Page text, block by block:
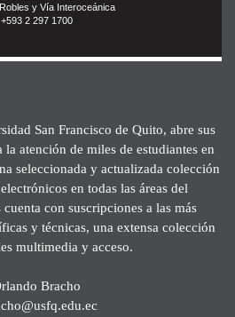
y Vía Interoceánica
+593 2 297 1700
San Francisco de Quito, abre sus
atención de miles de estudiantes en
seleccionada y actualizada colección
en todas las áreas del
con suscripciones a las más
y técnicas, una extensa colección
multimedia y acceso.
Bracho